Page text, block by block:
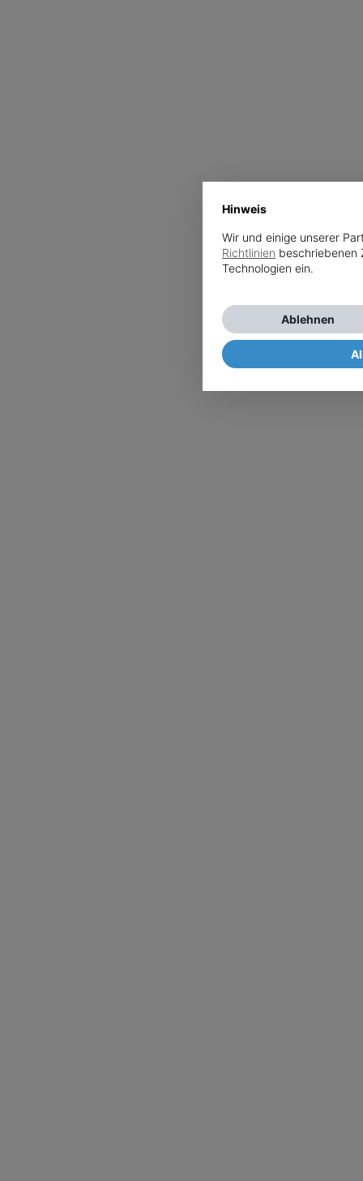
Hinweis
Wir und einige unserer
Richtlinien beschriebenen
Technologien ein.
Ablehnen